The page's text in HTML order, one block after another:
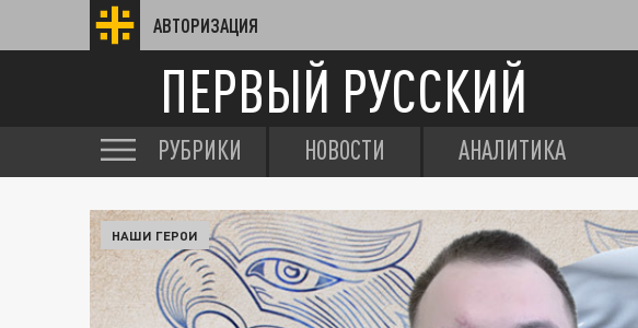
АВТОРИЗАЦИЯ
ПЕРВЫЙ РУССКИЙ
РУБРИКИ НОВОСТИ АНАЛИТИКА
НАШИ ГЕРОИ